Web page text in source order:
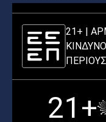
21+ |
21+